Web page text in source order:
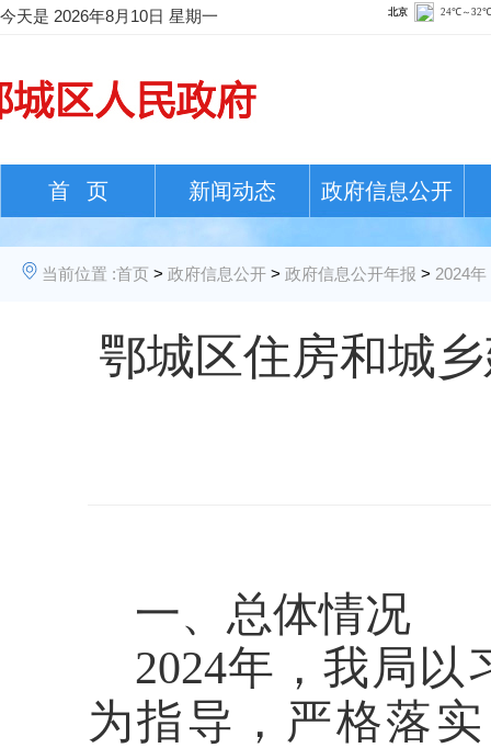
今天是 2026年8月10日 星期一
首 页 新闻动态 政府信息公开
当前位置 :首页 > 政府信息公开 > 政府信息公开年报 > 2024年
鄂城区住房和城
一、总体情况
2024年，我局以
为指导，严格落实